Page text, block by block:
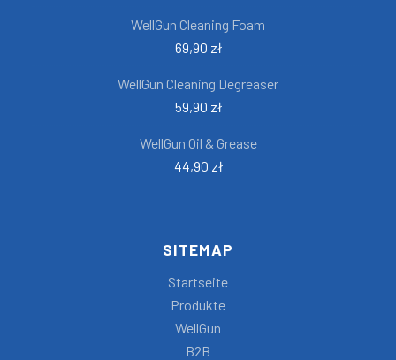
WellGun Cleaning Foam
69,90 zł
WellGun Cleaning Degreaser
59,90 zł
WellGun Oil & Grease
44,90 zł
SITEMAP
Startseite
Produkte
WellGun
B2B